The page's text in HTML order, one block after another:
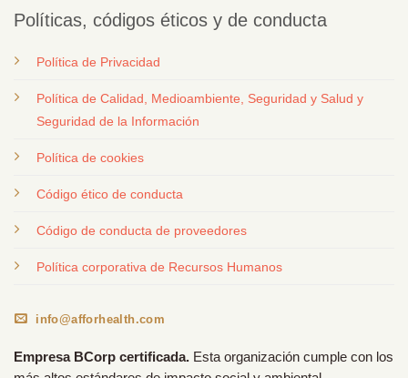
Políticas, códigos éticos y de conducta
Política de Privacidad
Política de Calidad, Medioambiente, Seguridad y Salud y
Seguridad de la Información
Política de cookies
Código ético de conducta
Código de conducta de proveedores
Política corporativa de Recursos Humanos
info@afforhealth.com
Empresa BCorp certificada. Esta organización cumple con los